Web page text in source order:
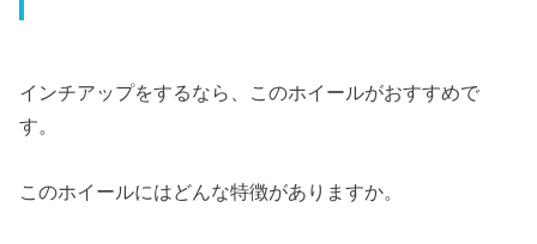
インチアップをするなら、このホイールがおすすめで
す。
このホイールにはどんな特徴がありますか。